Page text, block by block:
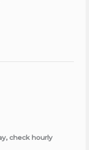
check hourly